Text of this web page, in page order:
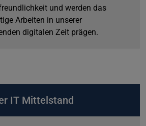
und werden das
Arbeiten in unserer
digitalen Zeit prägen.
IT Mittelstand